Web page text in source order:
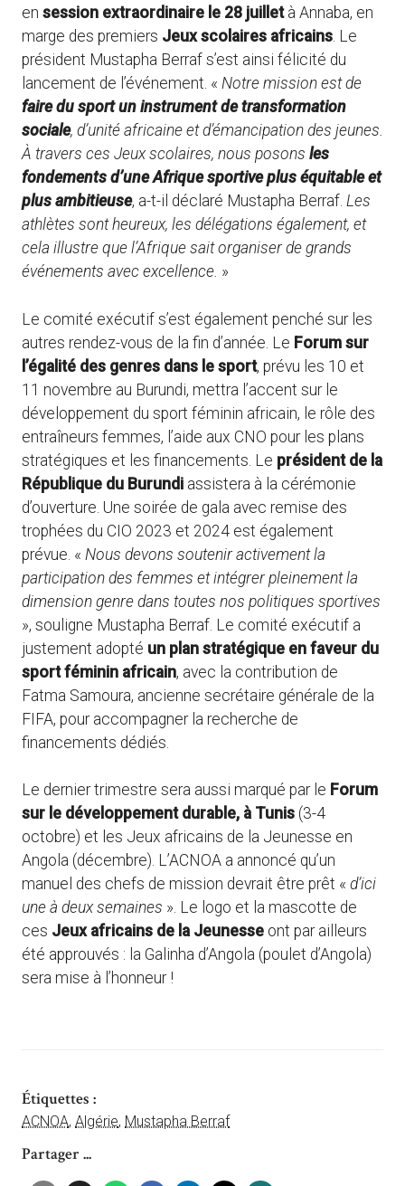
en session extraordinaire le 28 juilletà Annaba, en
marge des premiers Jeux scolaires africains. Le
président Mustapha Berraf s’est ainsi félicité du
lancement de l’événement. « Notre mission est de
faire du sport un instrument de transformation
sociale, d’unité africaine et d’émancipation des jeunes.
À travers ces Jeux scolaires, nous posons les
fondements d’une Afrique sportive plus équitable et
plus ambitieuse, a-t-il déclaré Mustapha Berraf. Les
athlètes sont heureux, les délégations également, et
cela illustre que l’Afrique sait organiser de grands
événements avec excellence. »
Le comité exécutif s’est également penché sur les
autres rendez-vous de la fin d’année. Le Forum sur
l’égalité des genres dans le sport, prévu les 10 et
11 novembre au Burundi, mettra l’accent sur le
développement du sport féminin africain, le rôle des
entraîneurs femmes, l’aide aux CNO pour les plans
stratégiques et les financements. Le président de la
République du Burundi assistera à la cérémonie
d’ouverture. Une soirée de gala avec remise des
trophées du CIO 2023 et 2024 est également
prévue. « Nous devons soutenir activement la
participation des femmes et intégrer pleinement la
dimension genre dans toutes nos politiques sportives
», souligne Mustapha Berraf. Le comité exécutif a
justement adopté un plan stratégique en faveur du
sport féminin africain, avec la contribution de
Fatma Samoura, ancienne secrétaire générale de la
FIFA, pour accompagner la recherche de
financements dédiés.
Le dernier trimestre sera aussi marqué par le Forum
sur le développement durable, à Tunis (3-4
octobre) et les Jeux africains de la Jeunesse en
Angola (décembre). L’ACNOA a annoncé qu’un
manuel des chefs de mission devrait être prêt « d’ici
une à deux semaines ». Le logo et la mascotte de
ces Jeux africains de la Jeunesse ont par ailleurs
été approuvés : la Galinha d’Angola (poulet d’Angola)
sera mise à l’honneur !
Étiquettes :
ACNOA, Algérie, Mustapha Berraf
Partager ...